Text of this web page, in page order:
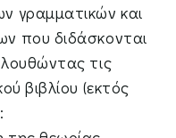
γραμματικών και
που διδάσκονται
τις
βιβλίου (εκτός